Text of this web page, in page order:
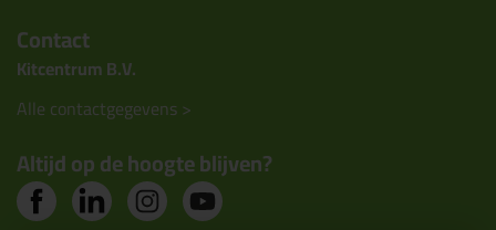
Contact
Kitcentrum B.V.
Alle contactgegevens >
Altijd op de hoogte blijven?